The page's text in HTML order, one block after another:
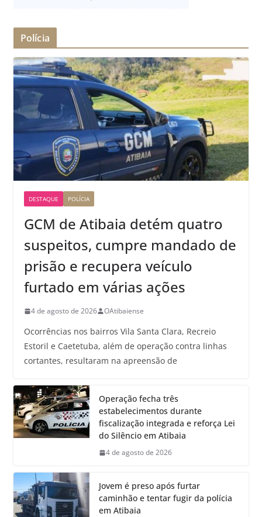
Polícia
DESTAQUE POLÍCIA
GCM de Atibaia detém quatro
suspeitos, cumpre mandado de
prisão e recupera veículo
furtado em várias ações
4 de agosto de 2026 OAtibaiense
Ocorrências nos bairros Vila Santa Clara, Recreio
Estoril e Caetetuba, além de operação contra linhas
cortantes, resultaram na apreensão de
Operação fecha três
estabelecimentos durante
fiscalização integrada e reforça Lei
do Silêncio em Atibaia
4 de agosto de 2026
Jovem é preso após furtar
caminhão e tentar fugir da polícia
em Atibaia